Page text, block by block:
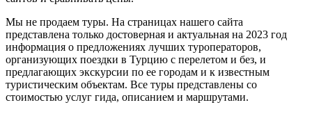
Мы не продаем туры. На страницах нашего сайта
представлена только достоверная и актуальная на 2023 год
информация о предложениях лучших туроператоров,
организующих поездки в Турцию с перелетом и без, и
предлагающих экскурсии по ее городам и к известным
туристическим объектам. Все туры представлены со
стоимостью услуг гида, описанием и маршрутами.